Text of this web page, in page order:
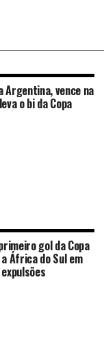
Argentina, vence na
o bi da Copa
gol da Copa
África do Sul em